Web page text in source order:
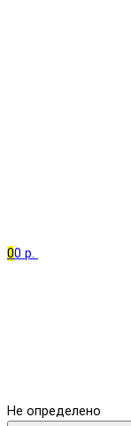
00 р.
Не определено